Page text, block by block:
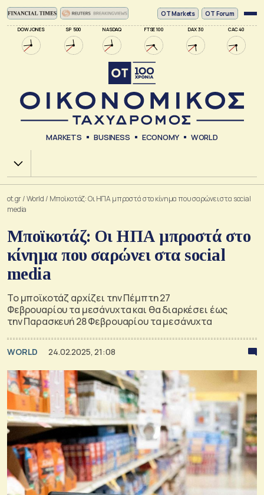
DOW JONES SP 500 NASDAQ FTSE 100 DAX 30 CAC 40
ΟΤ Markets OT Forum
MARKETS BUSINESS ECONOMY WORLD
Χ.Α.
ot.gr/World / Μποϊκοτάζ: Οι ΗΠΑ μπροστά στο κίνημα που σαρώνει στα social
media
Μποϊκοτάζ: Οι ΗΠΑ μπροστά στο
κίνημα που σαρώνει στα social
media
Το μποϊκοτάζ αρχίζει την Πέμπτη 27
Φεβρουαρίου τα μεσάνυχτα και θα διαρκέσει έως
την Παρασκευή 28 Φεβρουαρίου τα μεσάνυχτα
WORLD 24.02.2025, 21:08